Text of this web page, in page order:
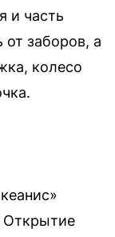
и часть
от заборов, а
колесо
Открытие